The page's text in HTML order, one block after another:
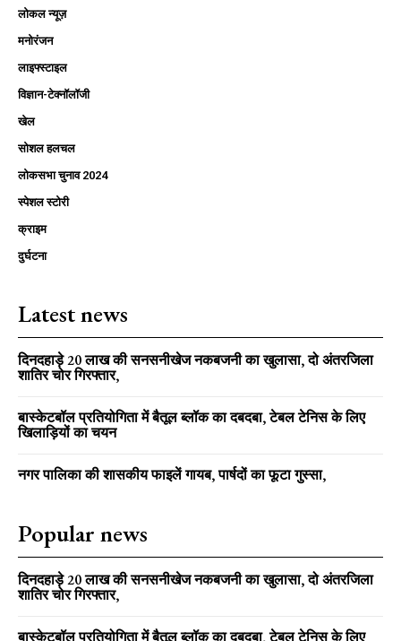
लोकल न्यूज़
मनोरंजन
लाइफ्स्टाइल
विज्ञान-टेक्नॉलॉजी
खेल
सोशल हलचल
लोकसभा चुनाव 2024
स्पेशल स्टोरी
क्राइम
दुर्घटना
Latest news
दिनदहाड़े 20 लाख की सनसनीखेज नकबजनी का खुलासा, दो अंतरजिला
शातिर चोर गिरफ्तार,
बास्केटबॉल प्रतियोगिता में बैतूल ब्लॉक का दबदबा, टेबल टेनिस के लिए
खिलाड़ियों का चयन
नगर पालिका की शासकीय फाइलें गायब, पार्षदों का फूटा गुस्सा,
Popular news
दिनदहाड़े 20 लाख की सनसनीखेज नकबजनी का खुलासा, दो अंतरजिला
शातिर चोर गिरफ्तार,
बास्केटबॉल प्रतियोगिता में बैतूल ब्लॉक का दबदबा, टेबल टेनिस के लिए